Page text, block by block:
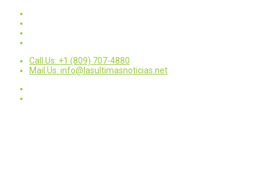
Call Us: +1 (809) 707-4880
Mail Us: info@lasultimasnoticias.net